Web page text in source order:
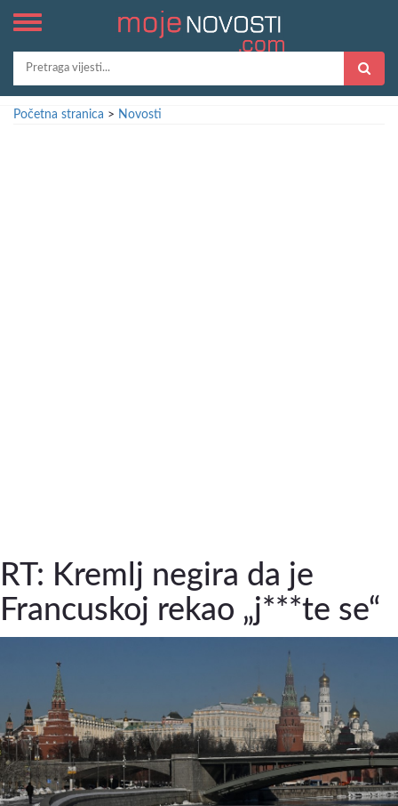
Početna stranica > Novosti
RT: Kremlj negira da je
Francuskoj rekao „j***te se“